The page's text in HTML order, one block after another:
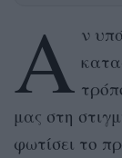
Α ν
μας στη
φωτίσει το